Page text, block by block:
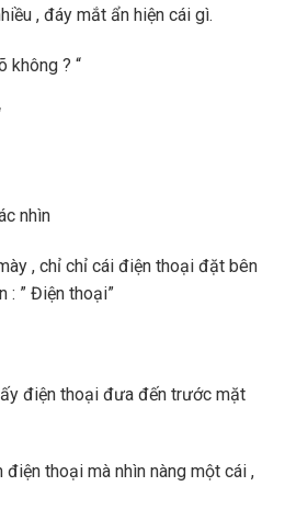
, đáy mắt ẩn hiện cái gì.
không ? “
nhìn
, chỉ chỉ cái điện thoại đặt bên
: ” Điện thoại”
điện thoại đưa đến trước mặt
điện thoại mà nhìn nàng một cái ,